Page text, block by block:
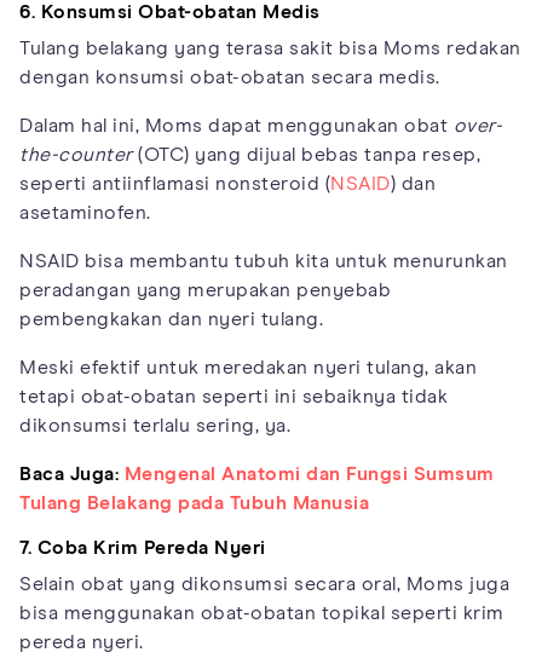
6. Konsumsi Obat-obatan Medis
Tulang belakang yang terasa sakit bisa Moms redakan
dengan konsumsi obat-obatan secara medis.
Dalam hal ini, Moms dapat menggunakan obat over-
the-counter(OTC) yang dijual bebas tanpa resep,
seperti antiinflamasi nonsteroid (NSAID) dan
asetaminofen.
NSAID bisa membantu tubuh kita untuk menurunkan
peradangan yang merupakan penyebab
pembengkakan dan nyeri tulang.
Meski efektif untuk meredakan nyeri tulang, akan
tetapi obat-obatan seperti ini sebaiknya tidak
dikonsumsi terlalu sering, ya.
Baca Juga: Mengenal Anatomi dan Fungsi Sumsum
Tulang Belakang pada Tubuh Manusia
7. Coba Krim Pereda Nyeri
Selain obat yang dikonsumsi secara oral, Moms juga
bisa menggunakan obat-obatan topikal seperti krim
pereda nyeri.